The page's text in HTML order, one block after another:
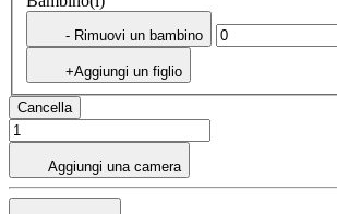
- Rimuovi un bambino
+Aggiungi un figlio
Cancella
Aggiungi una camera